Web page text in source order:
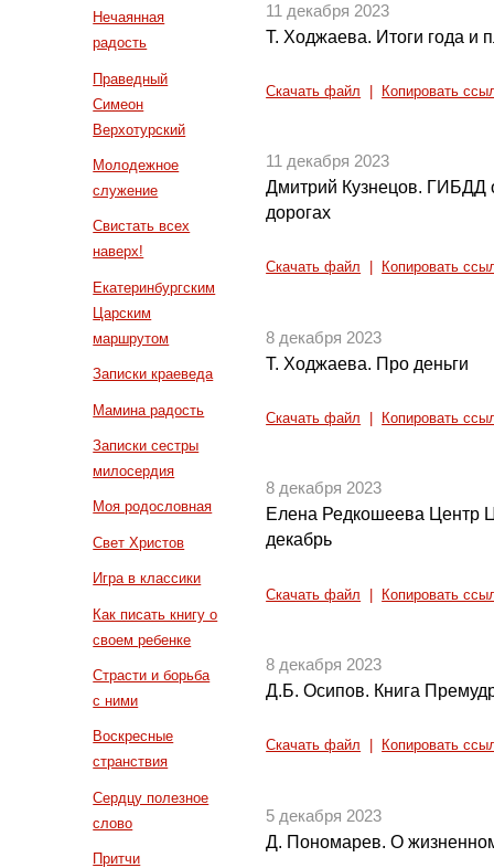
Нечаянная
радость
Праведный
Симеон
Верхотурский
Молодежное
служение
Свистать всех
наверх!
Екатеринбургским
Царским
маршрутом
Записки краеведа
Мамина радость
Записки сестры
милосердия
Моя родословная
Свет Христов
Игра в классики
Как писать книгу о
своем ребенке
Страсти и борьба
с ними
Воскресные
странствия
Сердцу полезное
слово
Притчи
11 декабря 2023
Т. Ходжаева. Итоги года и
Скачать файл Копировать
11 декабря 2023
Дмитрий Кузнецов. ГИБДД
дорогах
Скачать файл Копировать
8 декабря 2023
Т. Ходжаева. Про деньги
Скачать файл Копировать
8 декабря 2023
Елена Редкошеева Центр
декабрь
Скачать файл Копировать
8 декабря 2023
Д.Б. Осипов. Книга
Скачать файл Копировать
5 декабря 2023
Д. Пономарев. О